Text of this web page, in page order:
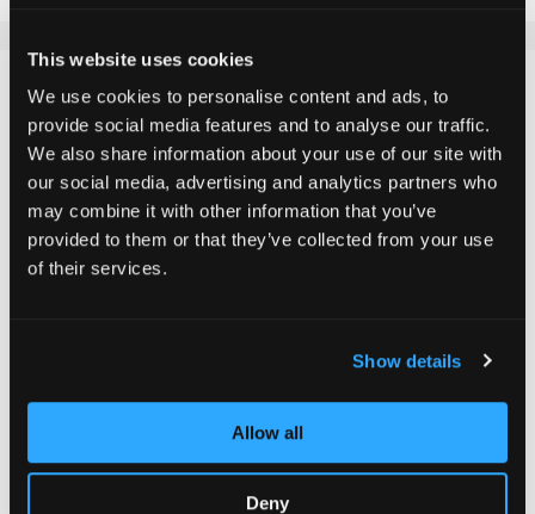
This website uses cookies
We use cookies to personalise content and ads, to
provide social media features and to analyse our traffic.
We also share information about your use of our site with
our social media, advertising and analytics partners who
may combine it with other information that you’ve
provided to them or that they’ve collected from your use
of their services.
Show details
Allow all
Deny
Wenn du auf der Suche nach einem klassischen Griptape
für deinen Scooter bist, das speziell für das Chilli Pro
Scooter "3000-Modell" geeignet ist, dann ist dies
genau das Richtige. Das Griptape ist entscheidend für
die Sicherheit und Leistung deines Scooters, da es dir
Grip ausgestattet ist, wird das Abrutschen verhindert.